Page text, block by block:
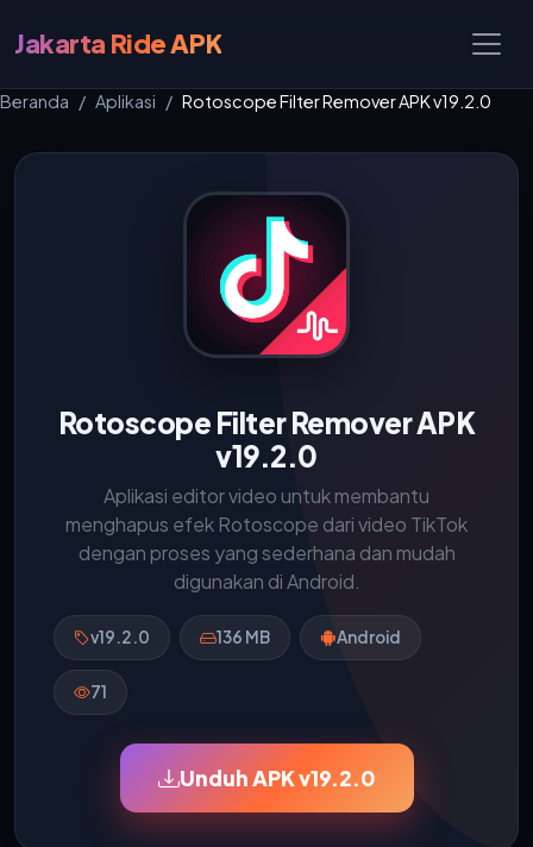
Jakarta Ride APK
Beranda Aplikasi Rotoscope Filter Remover APK v19.2.0
Rotoscope Filter Remover APK
v19.2.0
Aplikasi editor video untuk membantu
menghapus efek Rotoscope dari video TikTok
dengan proses yang sederhana dan mudah
digunakan di Android.
v19.2.0 136 MB Android
71
Unduh APK v19.2.0